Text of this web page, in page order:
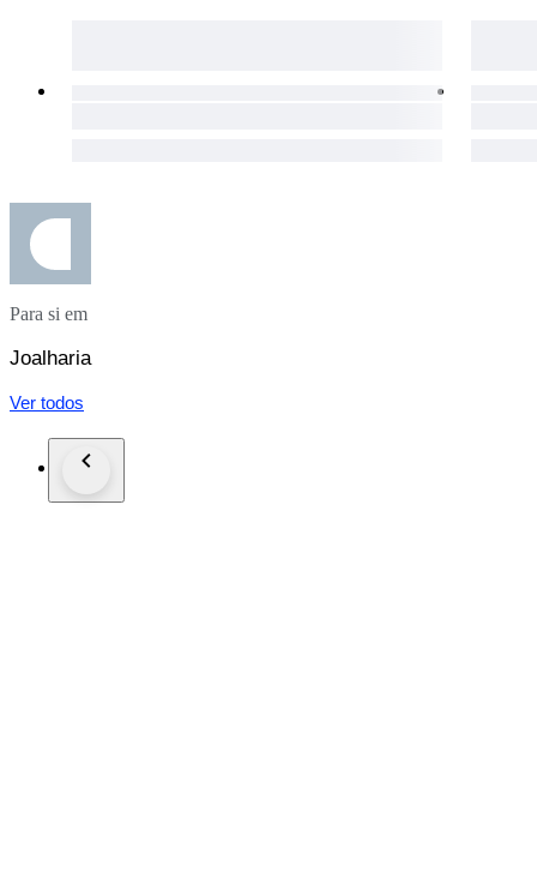
Para si em
Joalharia
Ver todos